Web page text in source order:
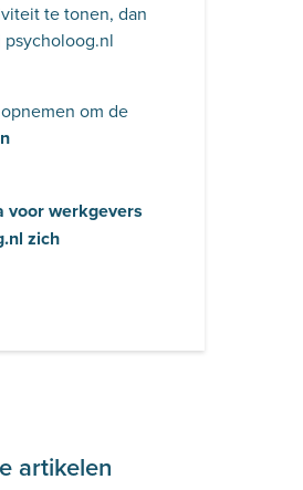
te tonen, dan
om de
voor werkgevers
zich
artikelen